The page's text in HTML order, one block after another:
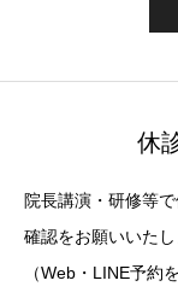
休
院長講演・研修等
確認をお願いいたし
（Web・LINE予約